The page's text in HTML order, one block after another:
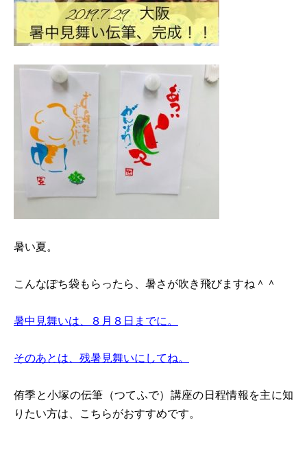
暑い夏。
こんなぽち袋もらったら、暑さが吹き飛びますね＾＾
暑中見舞いは、８月８日までに。
そのあとは、残暑見舞いにしてね。
侑季と小塚の伝筆（つてふで）講座の日程情報を主に知
りたい方は、こちらがおすすめです。